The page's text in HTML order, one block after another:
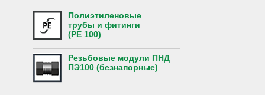
Полиэтиленовые
трубы и фитинги
(PE 100)
Резьбовые модули ПНД
ПЭ100 (безнапорные)